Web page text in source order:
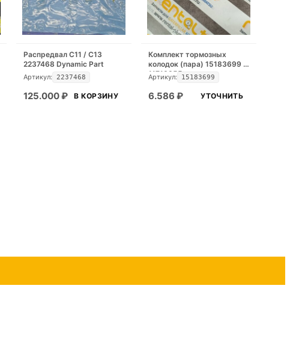
Распредвал С11 / С13
2237468 Dynamic Part
Артикул: 2237468
125.000₽ В КОРЗИНУ
Комплект тормозных
колодок (пара) 15183699 /
11713355
Артикул: 15183699
6.586 ₽ УТОЧНИТЬ